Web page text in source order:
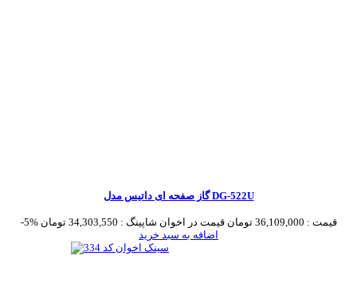
گاز صفحه ای داتیس مدل DG-522U
-5% قیمت : 36,109,000 تومان قیمت در اخوان شاپینگ : 34,303,550 تومان
اضافه به سبد خرید